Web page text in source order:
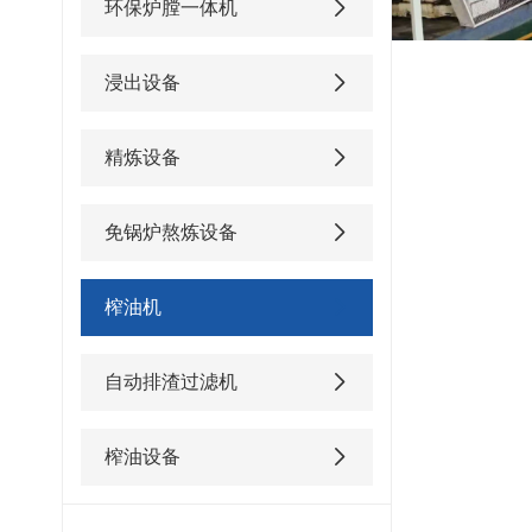
环保炉膛一体机
浸出设备
精炼设备
免锅炉熬炼设备
榨油机
自动排渣过滤机
榨油设备